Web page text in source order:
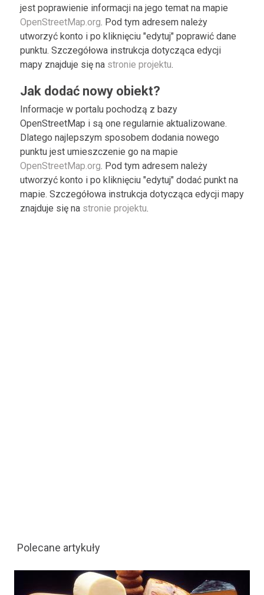
jest poprawienie informacji na jego temat na mapie
OpenStreetMap.org. Pod tym adresem należy
utworzyć konto i po kliknięciu "edytuj" poprawić dane
punktu. Szczegółowa instrukcja dotycząca edycji
mapy znajduje się na stronie projektu.
Jak dodać nowy obiekt?
Informacje w portalu pochodzą z bazy
OpenStreetMap i są one regularnie aktualizowane.
Dlatego najlepszym sposobem dodania nowego
punktu jest umieszczenie go na mapie
OpenStreetMap.org. Pod tym adresem należy
utworzyć konto i po kliknięciu "edytuj" dodać punkt na
mapie. Szczegółowa instrukcja dotycząca edycji mapy
znajduje się na stronie projektu.
Polecane artykuły